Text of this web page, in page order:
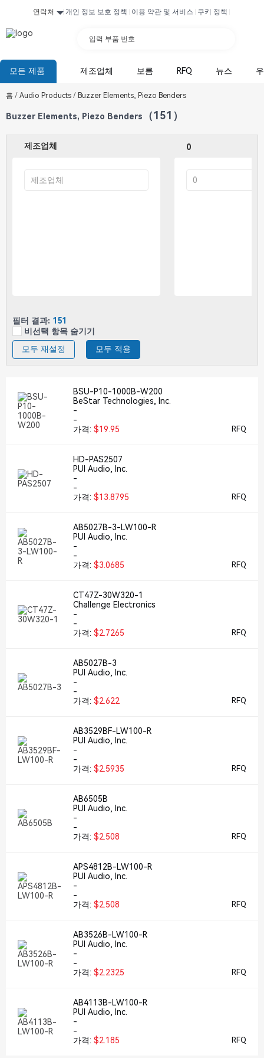
연락처 개인 정보 보호 정책 이용 약관 및 서비스 쿠키 정책
입력 부품 번호
모든 제품 제조업체 보름 RFQ 뉴스
홈 / Audio Products / Buzzer Elements, Piezo Benders
Buzzer Elements, Piezo Benders （151）
제조업체 0
필터 결과: 151
비선택 항목 숨기기
모두 재설정
모두 적용
BSU-P10-1000B-W200
BeStar Technologies, Inc.
-
-
가격: $19.95 RFQ
HD-PAS2507
PUI Audio, Inc.
-
-
가격: $13.8795 RFQ
AB5027B-3-LW100-R
PUI Audio, Inc.
-
-
가격: $3.0685 RFQ
CT47Z-30W320-1
Challenge Electronics
-
-
가격: $2.7265 RFQ
AB5027B-3
PUI Audio, Inc.
-
-
가격: $2.622 RFQ
AB3529BF-LW100-R
PUI Audio, Inc.
-
-
가격: $2.5935 RFQ
AB6505B
PUI Audio, Inc.
-
-
가격: $2.508 RFQ
APS4812B-LW100-R
PUI Audio, Inc.
-
-
가격: $2.508 RFQ
AB3526B-LW100-R
PUI Audio, Inc.
-
-
가격: $2.2325 RFQ
AB4113B-LW100-R
PUI Audio, Inc.
-
-
가격: $2.185 RFQ